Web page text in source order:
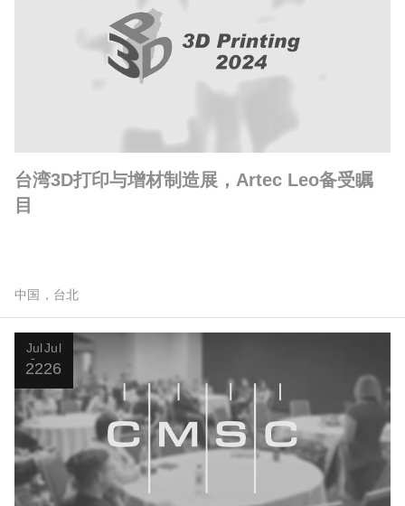
台湾3D打印与增材制造展，Artec Leo备受瞩
目
中国，台北
Jul
22
Jul
26